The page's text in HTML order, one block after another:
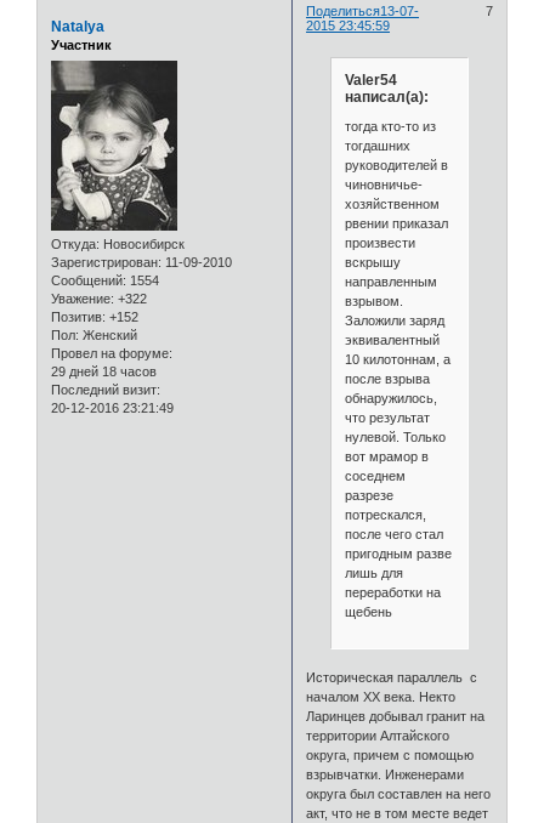
Поделиться 7
13-07-
2015 23:45:59
Natalya
Участник
Откуда: Новосибирск
Зарегистрирован: 11-09-2010
Сообщений: 1554
Уважение: +322
Позитив: +152
Пол: Женский
Провел на форуме:
29 дней 18 часов
Последний визит:
20-12-2016 23:21:49
Valer54
написал(а):
тогда кто-то из
тогдашних
руководителей в
чиновничье-
хозяйственном
рвении приказал
произвести
вскрышу
направленным
взрывом.
Заложили заряд
эквивалентный
10 килотоннам, а
после взрыва
обнаружилось,
что результат
нулевой. Только
вот мрамор в
соседнем
разрезе
потрескался,
после чего стал
пригодным разве
лишь для
переработки на
щебень
Историческая параллель с
началом ХХ века. Некто
Ларинцев добывал гранит на
территории Алтайского
округа, причем с помощью
взрывчатки. Инженерами
округа был составлен на него
акт, что не в том месте ведет